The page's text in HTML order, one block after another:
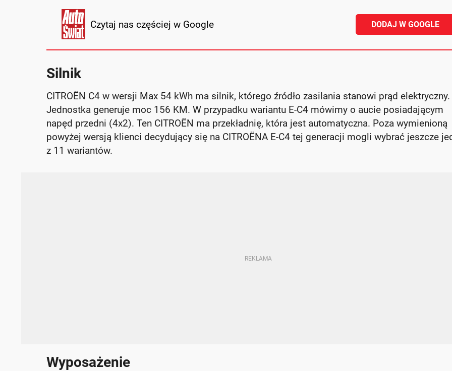
Czytaj nas częściej w Google DODAJ W GOOGLE
Silnik
CITROËN C4 w wersji Max 54 kWh ma silnik, którego źródło zasilania stanowi prąd elektryczny.
Jednostka generuje moc 156 KM. W przypadku wariantu E-C4 mówimy o aucie posiadającym
napęd przedni (4x2). Ten CITROËN ma przekładnię, która jest automatyczna. Poza wymienioną
powyżej wersją klienci decydujący się na CITROËNA E-C4 tej generacji mogli wybrać jeszcze
z 11 wariantów.
Wyposażenie